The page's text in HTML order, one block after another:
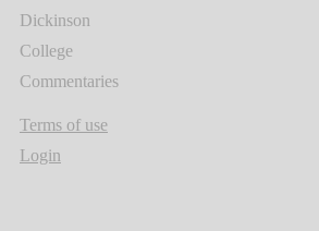
Dickinson
College
Commentaries
Terms of use
Login